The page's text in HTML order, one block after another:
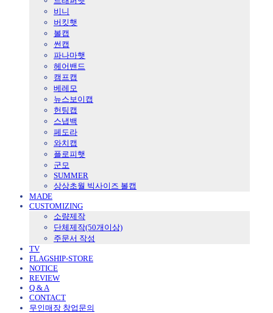
비니
버킷햇
볼캡
썬캡
파나마햇
헤어밴드
캠프캡
베레모
뉴스보이캡
헌팅캡
스냅백
페도라
와치캡
플로피햇
군모
SUMMER
상상초월 빅사이즈 볼캡
MADE
CUSTOMIZING
소량제작
단체제작(50개이상)
주문서 작성
TV
FLAGSHIP-STORE
NOTICE
REVIEW
Q & A
CONTACT
무인매장 창업문의